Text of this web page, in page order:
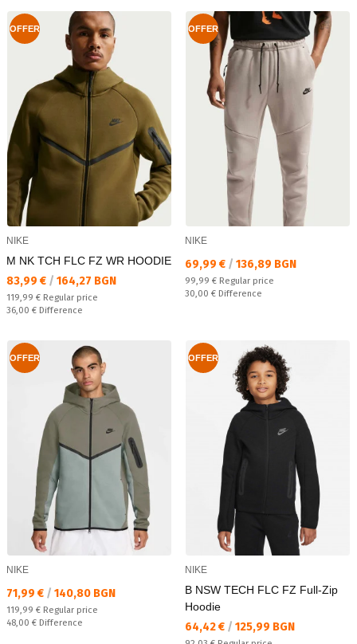
OFFER
NIKE
M NK TCH FLC FZ WR HOODIE
Текуща цена:
83,99 € / 164,27 BGN
Regular price:
119,99 € Regular price
Спестявате:
36,00 € Difference
OFFER
NIKE
Текуща цена:
69,99 € / 136,89 BGN
Regular price:
99,99 € Regular price
Спестявате:
30,00 € Difference
OFFER
NIKE
Текуща цена:
71,99 € / 140,80 BGN
Regular price:
119,99 € Regular price
Спестявате:
48,00 € Difference
OFFER
NIKE
B NSW TECH FLC FZ Full-Zip
Hoodie
Текуща цена:
64,42 € / 125,99 BGN